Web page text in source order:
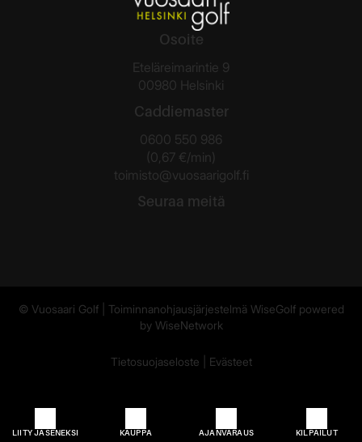
LIITY JÄSENEKSI KAUPPA AJANVARAUS KILPAILUT
Osoite
Eteläreimarintie 9
00980 Helsinki
Caddiemaster
0600 550 986
(0,67 €/min)
toimisto@vuosaarigolf.fi
Seuraa meitä
© Vuosaari Golf| Toiminnanohjausjärjestelmä WiseGolfpowered
by WiseNetwork
Tietosuojaseloste Evästeet